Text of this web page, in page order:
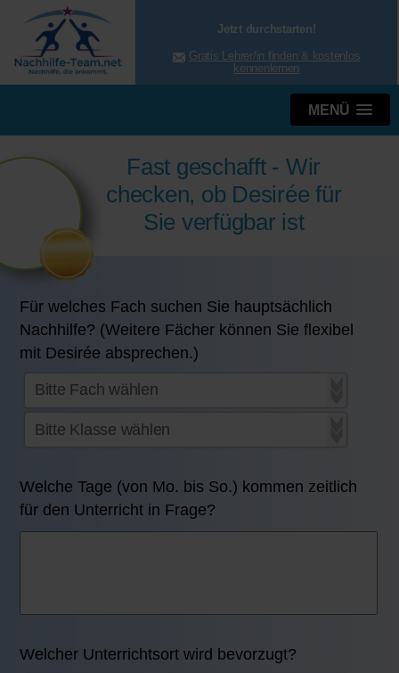
Jetzt durchstarten!
Gratis Lehrer/in finden & kostenlos
kennenlernen
MENÜ
Fast geschafft - Wir
checken, ob Desirée für
Sie verfügbar ist
Für welches Fach suchen Sie hauptsächlich
Nachhilfe? (Weitere Fächer können Sie flexibel
mit Desirée absprechen.)
Welche Tage (von Mo. bis So.) kommen zeitlich
für den Unterricht in Frage?
Welcher Unterrichtsort wird bevorzugt?